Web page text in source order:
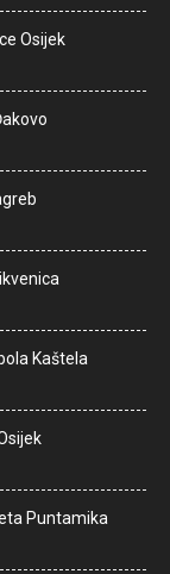
Osijek
Kaštela
Puntamika